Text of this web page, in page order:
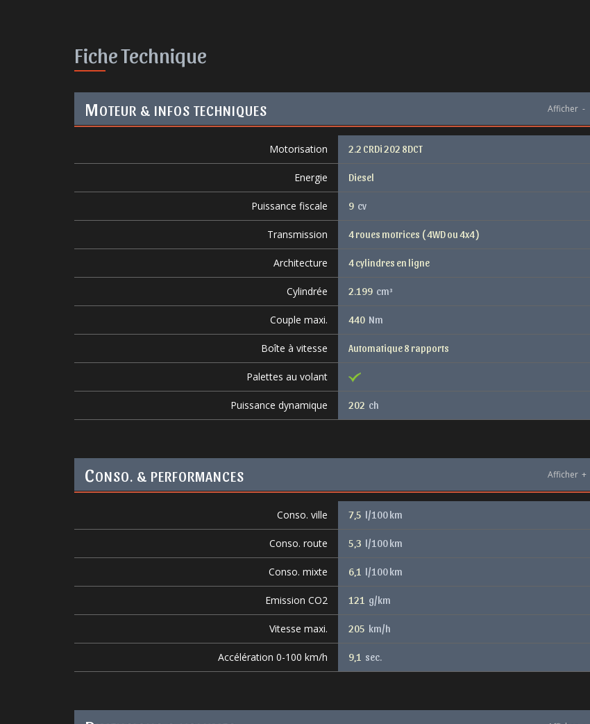
Fiche Technique
MOTEUR & INFOS TECHNIQUES Afficher -
Motorisation 2.2 CRDi 202 8DCT
Energie Diesel
Puissance fiscale 9 cv
Transmission 4 roues motrices ( 4WD ou 4x4 )
Architecture 4 cylindres en ligne
Cylindrée 2.199 cm³
Couple maxi. 440 Nm
Boîte à vitesse Automatique 8 rapports
Palettes au volant
Puissance dynamique 202 ch
CONSO. & PERFORMANCES Afficher +
Conso. ville 7,5 l/100 km
Conso. route 5,3 l/100 km
Conso. mixte 6,1 l/100 km
Emission CO2 121 g/km
Vitesse maxi. 205 km/h
Accélération 0-100 km/h 9,1 sec.